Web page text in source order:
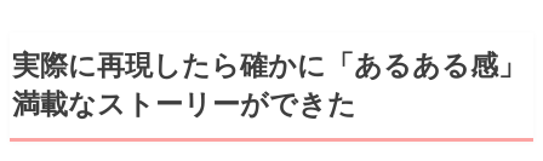
実際に再現したら確かに「あるある感」
満載なストーリーができた